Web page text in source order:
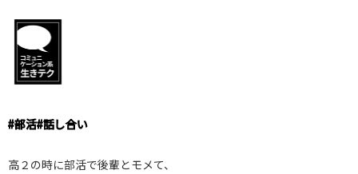
#部活#話し合い
高２の時に部活で後輩とモメて、